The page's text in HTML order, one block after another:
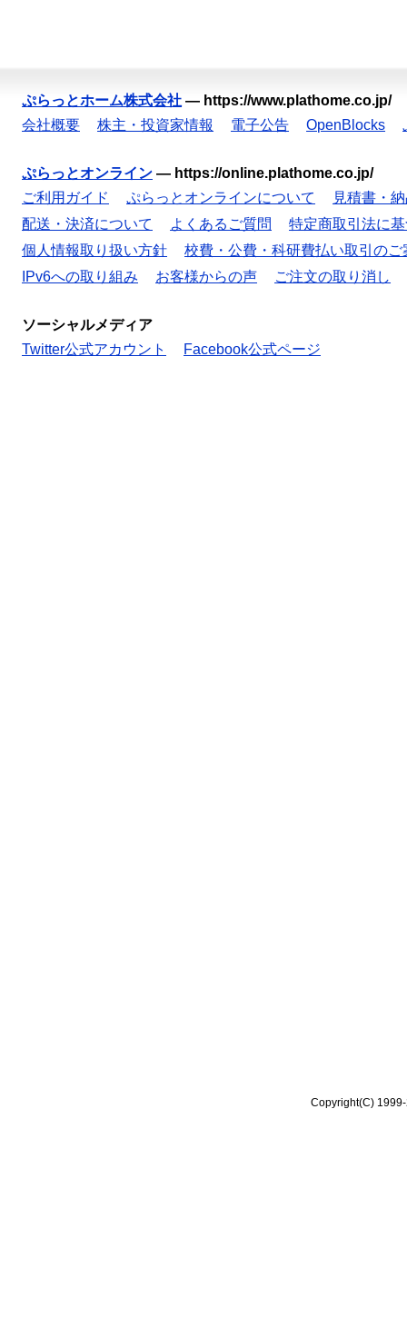
ぷらっとホーム株式会社 — https://www.plathome.co.jp/
会社概要
株主・投資家情報 電子公告 OpenBlocks
ぷらっとオンライン — https://online.plathome.co.jp/
ご利用ガイド
ぷらっとオンラインについて
見積書・
配送・決済について
よくあるご質問
特定商取引法に
個人情報取り扱い方針
校費・公費・科研費払い取引のご
IPv6への取り組み
お客様からの声 ご注文の取り消し
ソーシャルメディア
Twitter公式アカウント
Facebook公式ページ
Copyright(C)